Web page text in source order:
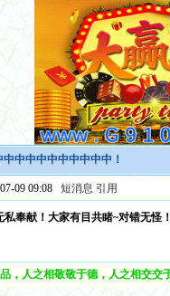
中中中中中中中中中！
09 09:08 短消息 引用
私奉献！大家有目共睹~对错无怪
，人之相敬敬于德，人之相交